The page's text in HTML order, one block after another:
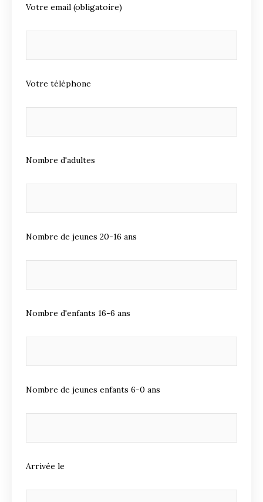
Votre email (obligatoire)
Votre téléphone
Nombre d'adultes
Nombre de jeunes 20-16 ans
Nombre d'enfants 16-6 ans
Nombre de jeunes enfants 6-0 ans
Arrivée le